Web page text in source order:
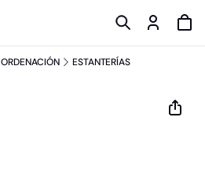
ORDENACIÓN ESTANTERÍAS